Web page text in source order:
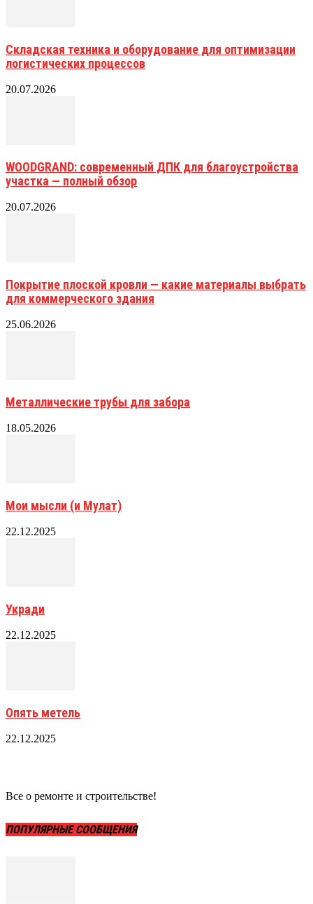
Складская техника и оборудование для оптимизации
логистических процессов
20.07.2026
WOODGRAND: современный ДПК для благоустройства
участка — полный обзор
20.07.2026
Покрытие плоской кровли — какие материалы выбрать
для коммерческого здания
25.06.2026
Металлические трубы для забора
18.05.2026
Мои мысли (и Мулат)
22.12.2025
Укради
22.12.2025
Опять метель
22.12.2025
Все о ремонте и строительстве!
ПОПУЛЯРНЫЕ СООБЩЕНИЯ